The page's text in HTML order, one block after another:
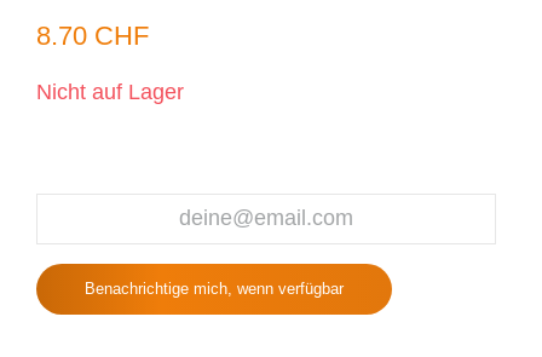
8.70 CHF
Nicht auf Lager
Benachrichtige mich, wenn verfügbar